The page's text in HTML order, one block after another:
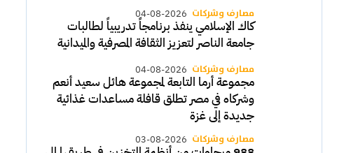
مصارف وشركات 04-08-2026
كاك الإسلامي ينفذ برنامجاً تدريبياً لطالبات
جامعة الناصر لتعزيز الثقافة المصرفية والميدانية
مصارف وشركات 04-08-2026
مجموعة أرما التابعة لمجموعة هائل سعيد أنعم
وشركاه في مصر تطلق قافلة مساعدات غذائية
جديدة إلى غزة
مصارف وشركات 03-08-2026